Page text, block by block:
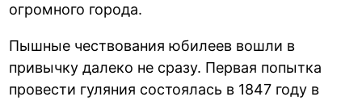
огромного города.
Пышные чествования юбилеев вошли в
привычку далеко не сразу. Первая попытка
провести гуляния состоялась в 1847 году в